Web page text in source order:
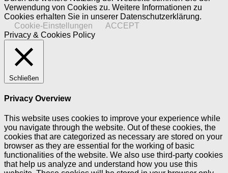
Verwendung von Cookies zu. Weitere Informationen zu
Cookies erhalten Sie in unserer Datenschutzerklärung.
Cookie-Einstellungen
ACCEPT
Privacy & Cookies Policy
Schließen
Privacy Overview
This website uses cookies to improve your experience while
you navigate through the website. Out of these cookies, the
cookies that are categorized as necessary are stored on your
browser as they are essential for the working of basic
functionalities of the website. We also use third-party cookies
that help us analyze and understand how you use this